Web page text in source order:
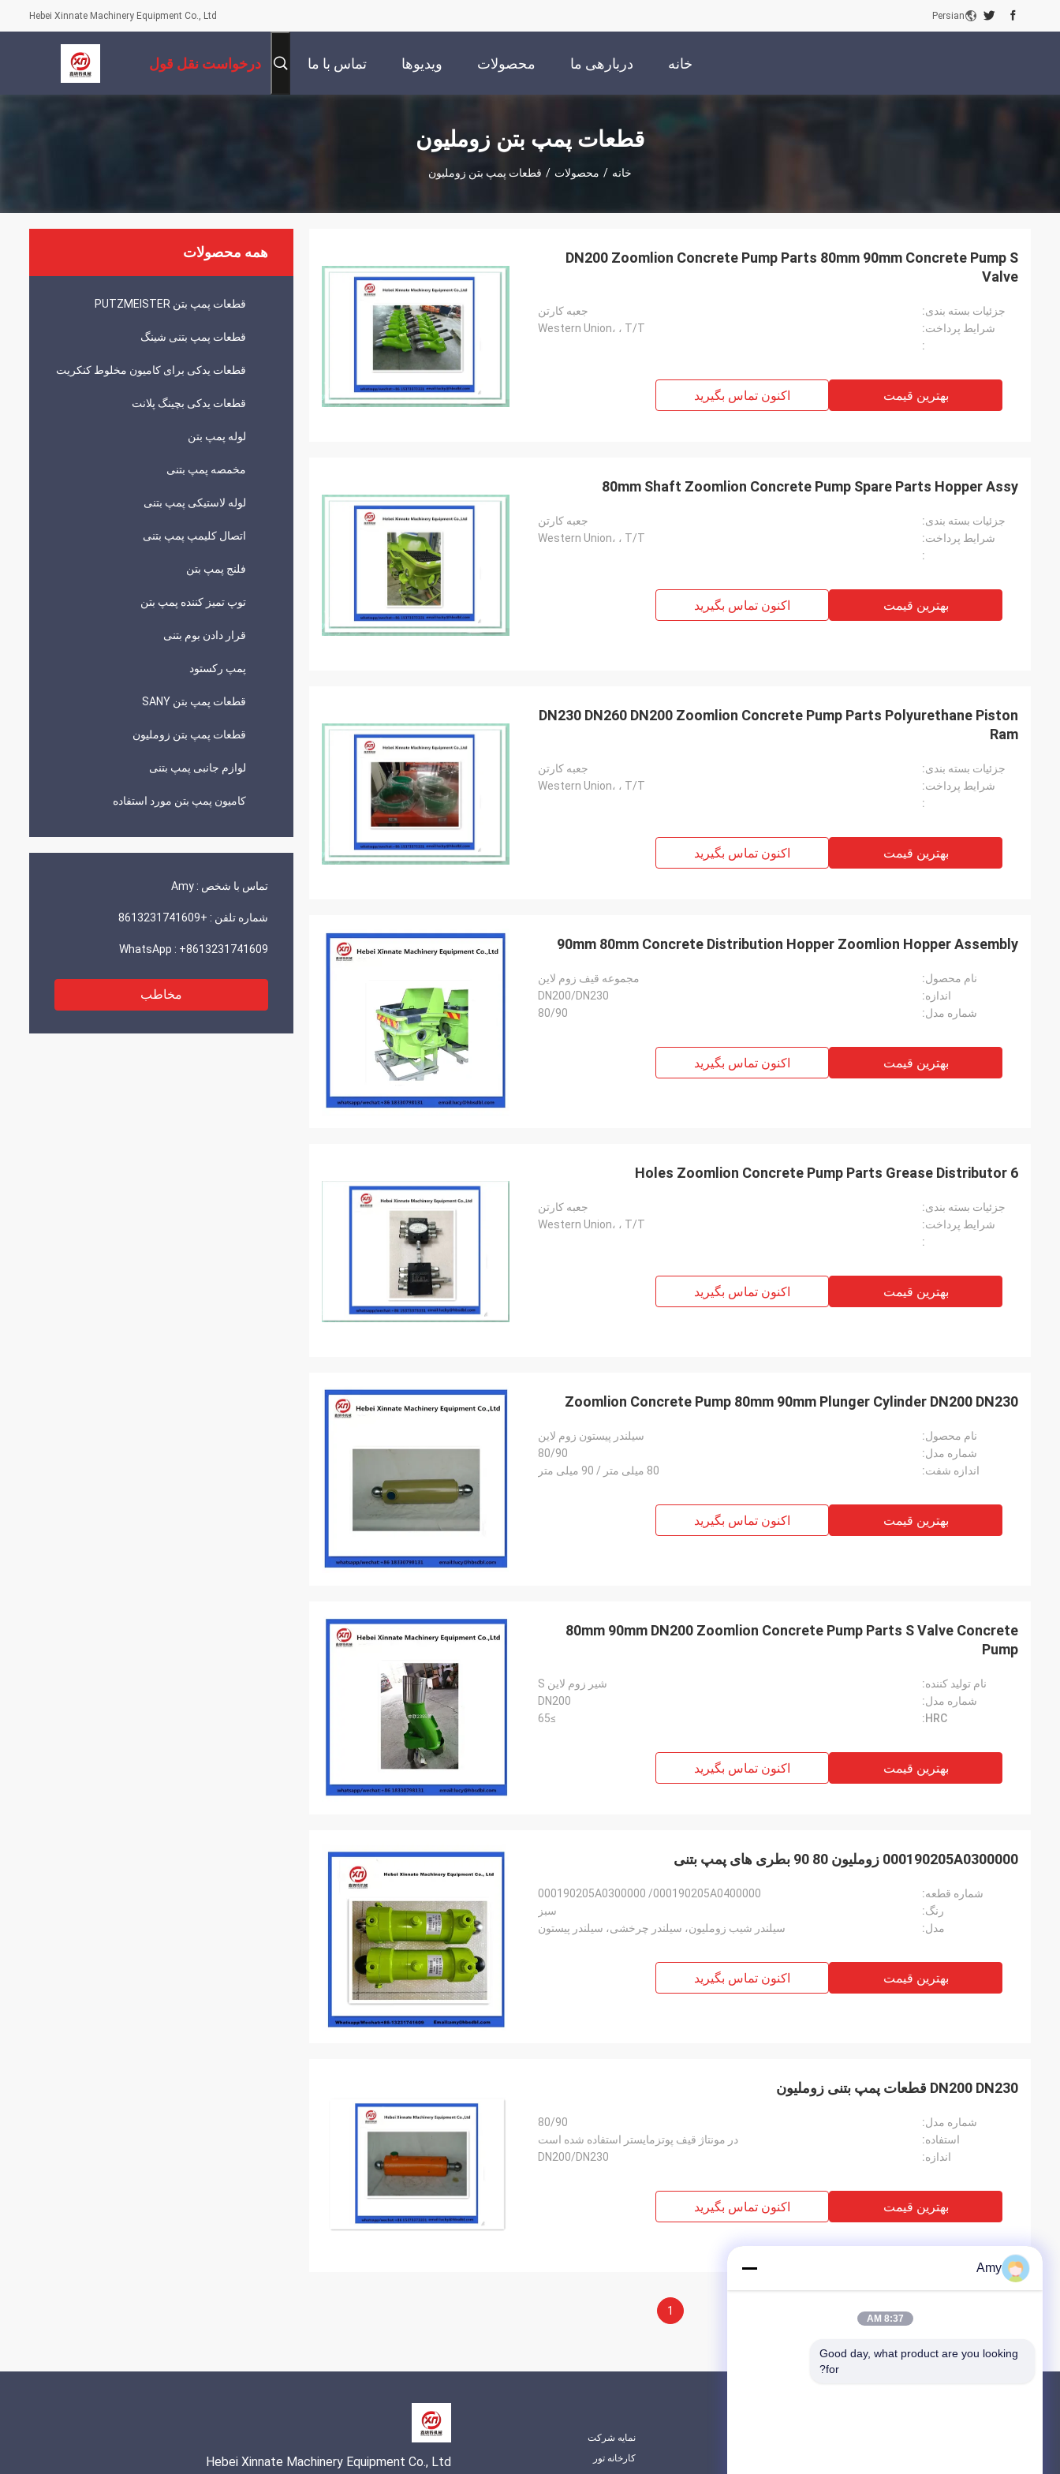
Hebei Xinnate Machinery Equipment Co., Ltd Persian
خانه دربارهی ما محصولات ویدیوها تماس با ما درخواست نقل قول
قطعات پمپ بتن زوملیون
خانه / محصولات / قطعات پمپ بتن زوملیون
همه محصولات
قطعات پمپ بتن PUTZMEISTER
قطعات پمپ بتنی شینگ
قطعات یدکی برای کامیون مخلوط کنکریت
قطعات یدکی بچینگ پلانت
لوله پمپ بتن
مخمصه پمپ بتنی
لوله لاستیکی پمپ بتنی
اتصال کلیمپ پمپ بتنی
فلنج پمپ بتن
توپ تمیز کننده پمپ بتن
قرار دادن بوم بتنی
پمپ رکستود
قطعات پمپ بتن SANY
قطعات پمپ بتن زوملیون
لوازم جانبی پمپ بتنی
کامیون پمپ بتن مورد استفاده
تماس با شخص : Amy
شماره تلفن : +8613231741609
WhatsApp : +8613231741609
مخاطب
DN200 Zoomlion Concrete Pump Parts 80mm 90mm Concrete Pump S
Valve
جزئیات بسته بندی:
جعبه کارتن
شرایط پرداخت:
Western Union، ، T/T
:
بهترین قیمت اکنون تماس بگیرید
80mm Shaft Zoomlion Concrete Pump Spare Parts Hopper Assy
جزئیات بسته بندی:
جعبه کارتن
شرایط پرداخت:
Western Union، ، T/T
:
بهترین قیمت اکنون تماس بگیرید
DN230 DN260 DN200 Zoomlion Concrete Pump Parts Polyurethane Piston
Ram
جزئیات بسته بندی:
جعبه کارتن
شرایط پرداخت:
Western Union، ، T/T
:
بهترین قیمت اکنون تماس بگیرید
90mm 80mm Concrete Distribution Hopper Zoomlion Hopper Assembly
نام محصول:
مجموعه قیف زوم لاین
اندازه:
DN200/DN230
شماره مدل:
80/90
بهترین قیمت اکنون تماس بگیرید
6 Holes Zoomlion Concrete Pump Parts Grease Distributor
جزئیات بسته بندی:
جعبه کارتن
شرایط پرداخت:
Western Union، ، T/T
:
بهترین قیمت اکنون تماس بگیرید
Zoomlion Concrete Pump 80mm 90mm Plunger Cylinder DN200 DN230
نام محصول:
سیلندر پیستون زوم لاین
شماره مدل:
80/90
اندازه شفت:
80 میلی متر / 90 میلی متر
بهترین قیمت اکنون تماس بگیرید
80mm 90mm DN200 Zoomlion Concrete Pump Parts S Valve Concrete
Pump
نام تولید کننده:
شیر زوم لاین S
شماره مدل:
DN200
HRC:
≥65
بهترین قیمت اکنون تماس بگیرید
000190205A0300000 زوملیون 80 90 بطری های پمپ بتنی
شماره قطعه:
000190205A0300000 /000190205A0400000
رنگ:
سبز
مدل:
سیلندر شیب زوملیون، سیلندر چرخشی، سیلندر پیستون
بهترین قیمت اکنون تماس بگیرید
DN200 DN230 قطعات پمپ بتنی زوملیون
شماره مدل:
80/90
استفاده:
در مونتاژ قیف پوتزمایستر استفاده شده است
اندازه:
DN200/DN230
بهترین قیمت اکنون تماس بگیرید
1
Hebei Xinnate Machinery Equipment Co., Ltd
نمایه شرکت
کارخانه تور
Amy
8:37 AM
Good day, what product are you looking
for?